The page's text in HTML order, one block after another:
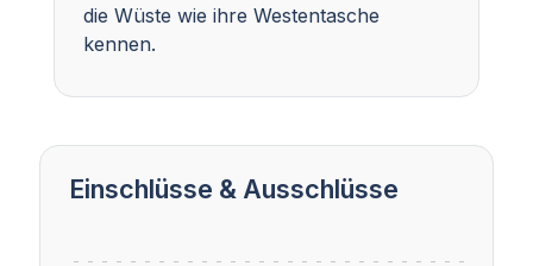
die Wüste wie ihre Westentasche
kennen.
Einschlüsse & Ausschlüsse